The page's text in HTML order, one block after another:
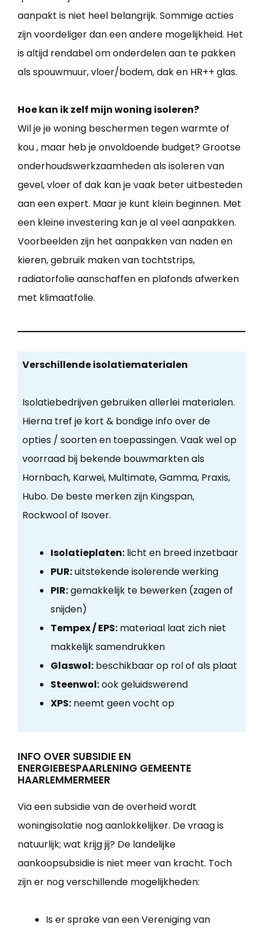
aanpakt is niet heel belangrijk. Sommige acties
zijn voordeliger dan een andere mogelijkheid. Het
is altijd rendabel om onderdelen aan te pakken
als spouwmuur, vloer/bodem, dak en HR++ glas.
Hoe kan ik zelf mijn woning isoleren?
Wil je je woning beschermen tegen warmte of
kou , maar heb je onvoldoende budget? Grootse
onderhoudswerkzaamheden als isoleren van
gevel, vloer of dak kan je vaak beter uitbesteden
aan een expert. Maar je kunt klein beginnen. Met
een kleine investering kan je al veel aanpakken.
Voorbeelden zijn het aanpakken van naden en
kieren, gebruik maken van tochtstrips,
radiatorfolie aanschaffen en plafonds afwerken
met klimaatfolie.
Verschillende isolatiematerialen
Isolatiebedrijven gebruiken allerlei materialen.
Hierna tref je kort & bondige info over de
opties / soorten en toepassingen. Vaak wel op
voorraad bij bekende bouwmarkten als
Hornbach, Karwei, Multimate, Gamma, Praxis,
Hubo. De beste merken zijn Kingspan,
Rockwool of Isover.
Isolatieplaten:licht en breed inzetbaar
PUR:uitstekende isolerende werking
PIR:gemakkelijk te bewerken (zagen of
snijden)
Tempex / EPS:materiaal laat zich niet
makkelijk samendrukken
Glaswol:beschikbaar op rol of als plaat
Steenwol:ook geluidswerend
XPS:neemt geen vocht op
INFO OVER SUBSIDIE EN
ENERGIEBESPAARLENING GEMEENTE
HAARLEMMERMEER
Via een subsidie van de overheid wordt
woningisolatie nog aanlokkelijker. De vraag is
natuurlijk; wat krijg jij? De landelijke
aankoopsubsidie is niet meer van kracht. Toch
zijn er nog verschillende mogelijkheden:
Is er sprake van een Vereniging van